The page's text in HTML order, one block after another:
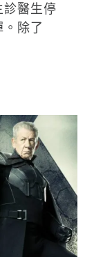
醫生停
除了